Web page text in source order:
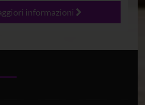
informazioni